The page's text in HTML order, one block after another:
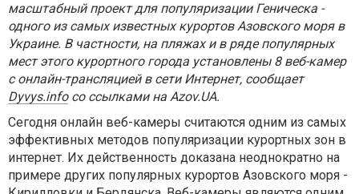
масштабный проект для популяризации Геническа -
одного из самых известных курортов Азовского моря в
Украине. В частности, на пляжах и в ряде популярных
мест этого курортного города установлены 8 веб-камер
с онлайн-трансляцией в сети Интернет, сообщает
Dyvys.infoсо ссылками на Azov.UA.
Сегодня онлайн веб-камеры считаются одним из самых
эффективных методов популяризации курортных зон в
интернет. Их действенность доказана неоднократно на
примере других популярных курортов Азовского моря -